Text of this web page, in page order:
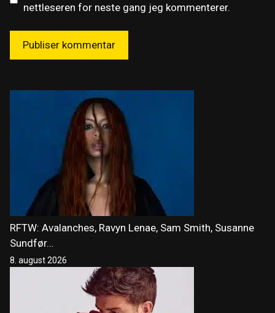
nettleseren for neste gang jeg kommenterer.
RFTW: Avalanches, Ravyn Lenae, Sam Smith, Susanne
Sundfør…
8. august 2026